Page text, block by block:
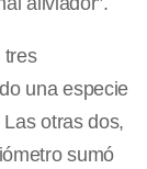
tres
una especie
otras dos,
sumó